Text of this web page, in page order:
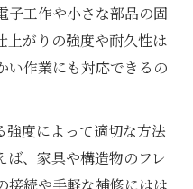
子工作や小さな部品の固
上がりの強度や耐久性は
い作業にも対応できるの
度によって適切な方法
ば、家具や構造物のフレ
接続や手軽な補修にはは